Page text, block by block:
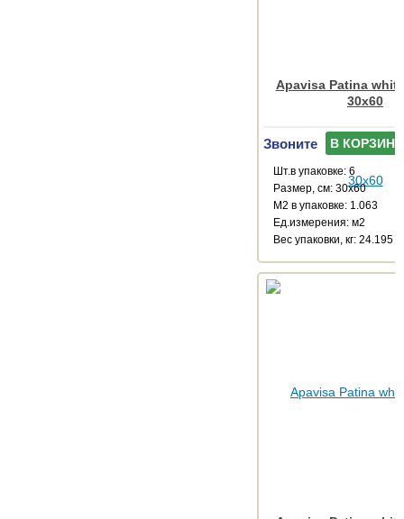
Apavisa Patina
30x60
Звоните В КОРЗИНУ
Шт.в упаковке: 6
Размер, см: 30x60
М2 в упаковке: 1.063
Ед.измерения: м2
Веc упаковки, кг: 24.195